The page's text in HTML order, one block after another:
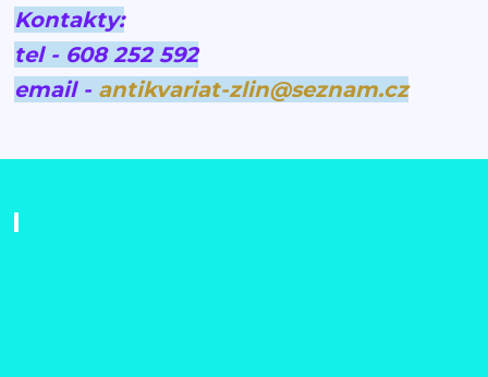
Kontakty:
tel - 608 252 592
email - antikvariat-zlin@seznam.cz